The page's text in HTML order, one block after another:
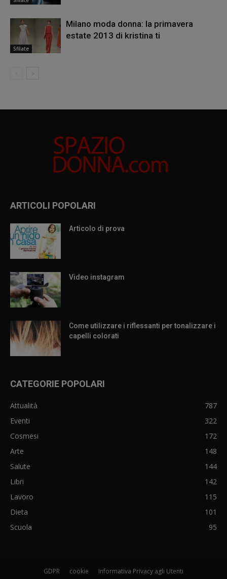
Sfilate
Milano moda donna: la primavera
estate 2013 di kristina ti
ARTICOLI POPOLARI
Articolo di prova
Video instagram
Come utilizzare i riflessanti per tonalizzare i
capelli colorati
CATEGORIE POPOLARI
Attualità
787
Eventi
322
Cosmesi
172
Arte
148
Salute
144
Libri
142
Lavoro
115
Dieta
101
Scuola
95
GDPR cookie Informativa Privacy agli Utenti